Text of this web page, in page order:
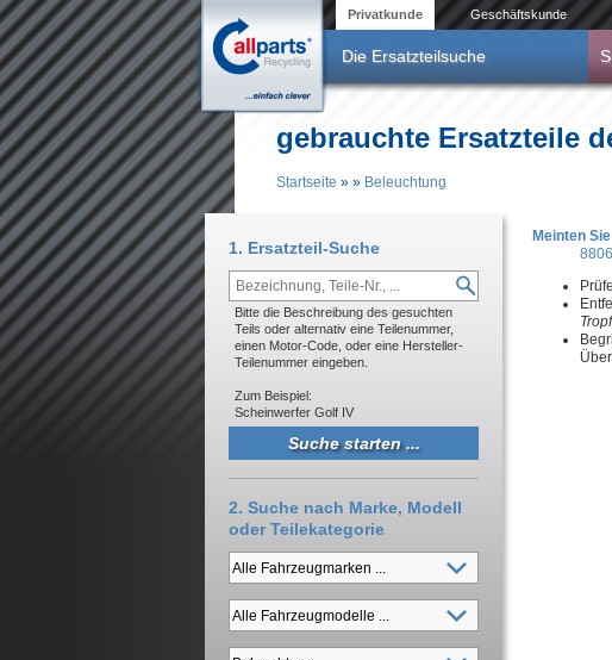
Direkt zum Inhalt Privatkunde Geschäftskunde
Die Ersatzteilsuche
gebrauchte Ersatzteile
Startseite » » Beleuchtung
Meinten Sie
1. Ersatzteil-Suche
Bitte die Beschreibung des gesuchten
Teils oder alternativ eine Teilenummer,
einen Motor-Code, oder eine Hersteller-
Teilenummer eingeben.
Zum Beispiel:
Scheinwerfer Golf IV
2. Suche nach Marke, Modell
oder Teilekategorie